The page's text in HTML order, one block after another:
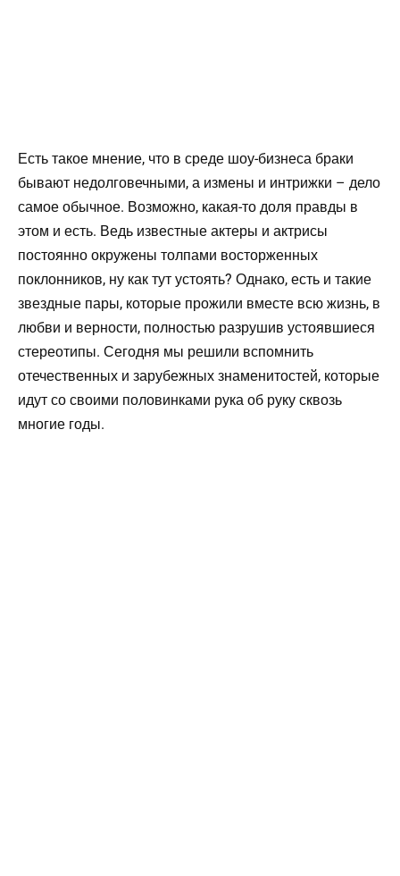
Есть такое мнение, что в среде шоу-бизнеса браки
бывают недолговечными, а измены и интрижки – дело
самое обычное. Возможно, какая-то доля правды в
этом и есть. Ведь известные актеры и актрисы
постоянно окружены толпами восторженных
поклонников, ну как тут устоять? Однако, есть и такие
звездные пары, которые прожили вместе всю жизнь, в
любви и верности, полностью разрушив устоявшиеся
стереотипы. Сегодня мы решили вспомнить
отечественных и зарубежных знаменитостей, которые
идут со своими половинками рука об руку сквозь
многие годы.